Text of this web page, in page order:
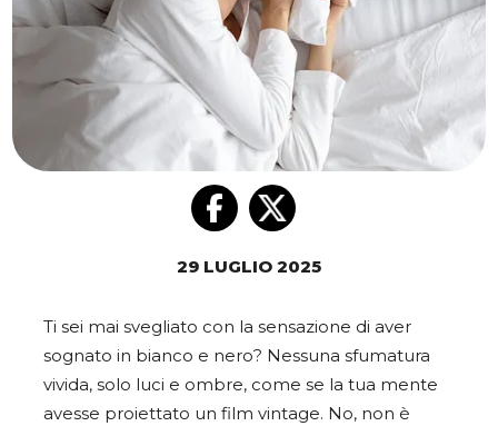
29 LUGLIO 2025
Ti sei mai svegliato con la sensazione di aver
sognato in bianco e nero? Nessuna sfumatura
vivida, solo luci e ombre, come se la tua mente
avesse proiettato un film vintage. No, non è